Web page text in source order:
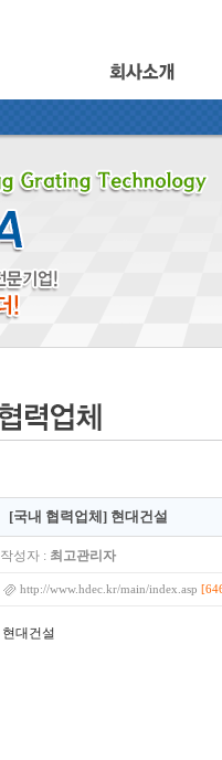
[국내 협력업체] 현대건설
작성자 : 최고관리자
http://www.hdec.kr/main/index.asp
현대건설